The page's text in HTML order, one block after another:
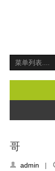
哥
admin |